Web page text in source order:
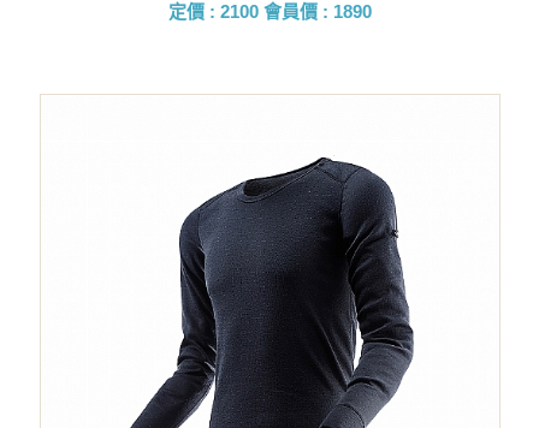
定價 : 2100 會員價 : 1890